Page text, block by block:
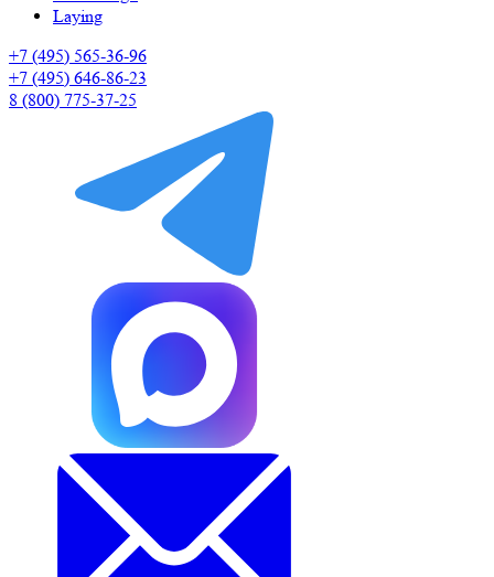
Laying
+7 (495) 565-36-96
+7 (495) 646-86-23
8 (800) 775-37-25